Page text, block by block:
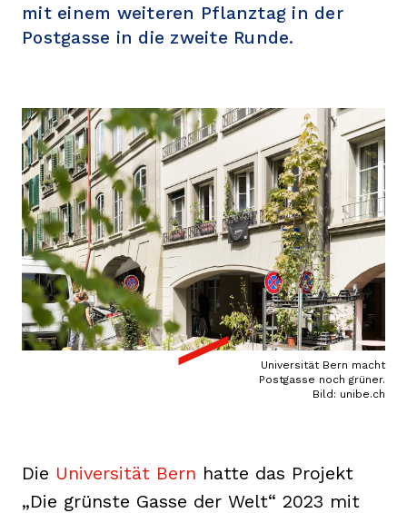
Réseau
mit einem weiteren Pflanztag in der
Postgasse in die zweite Runde.
Universität Bern macht
Postgasse noch grüner.
Bild: unibe.ch
Die Universität Bern hatte das Projekt
„Die grünste Gasse der Welt“ 2023 mit